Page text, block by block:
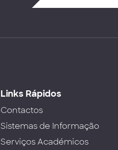
Links Rápidos
Contactos
Sistemas de Informação
Serviços Académicos